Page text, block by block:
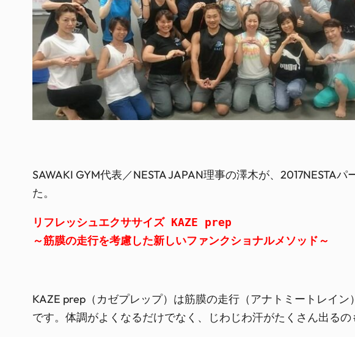
SAWAKI GYM代表／NESTA JAPAN理事の澤木が、2017NESTA
た。
リフレッシュエクササイズ KAZE prep
～筋膜の走行を考慮した新しいファンクショナルメソッド～
KAZE prep（カゼプレップ）は筋膜の走行（アナトミートレイ
です。体調がよくなるだけでなく、じわじわ汗がたくさん出るの